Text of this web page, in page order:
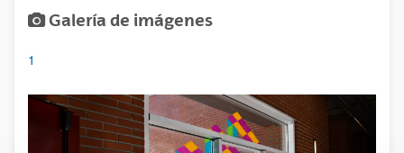
Galería de imágenes
1